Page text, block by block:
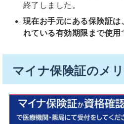
終了しました。
現在お手元にある保険証は
れている有効期限まで使用
マイナ保険証のメ